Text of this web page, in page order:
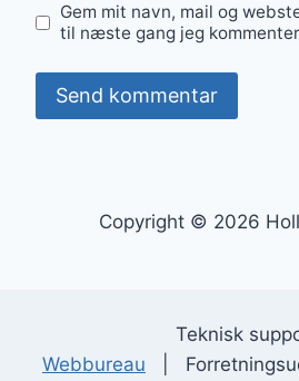
Gem mit navn, mail og
til næste gang jeg
Copyright © 2026
Teknisk
Webbureau |